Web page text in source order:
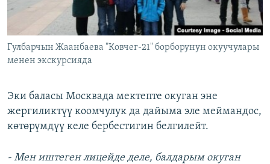
Гулбарчын Жаанбаева "Ковчег-21" борборунун окуучулары
менен экскурсияда
Эки баласы Москвада мектепте окуган эне
жергиликтүү коомчулук да дайыма эле меймандос,
көтөрүмдүү келе бербестигин белгилейт.
- Мен иштеген лицейде деле, балдарым окуган